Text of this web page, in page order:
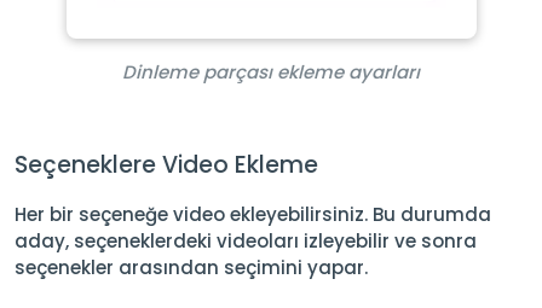
Dinleme parçası ekleme ayarları
Seçeneklere Video Ekleme
Her bir seçeneğe video ekleyebilirsiniz. Bu durumda
aday, seçeneklerdeki videoları izleyebilir ve sonra
seçenekler arasından seçimini yapar.